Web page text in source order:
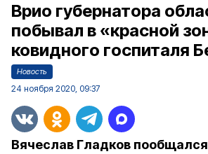
Врио губернатора
побывал в «красной
ковидного госпиталя
Новость
24 ноября 2020, 09:37
Вячеслав Гладков